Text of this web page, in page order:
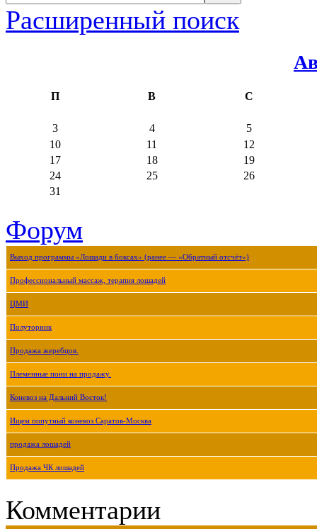
Расширенный поиск
П В С
3 4
5
10
11
12
17
18
19
24
25
26
31
Форум
Выход программы «Лошади в боксах» (ранее — «Обратный отсчёт»)
Профессиональный массаж, терапия лошадей
ЦМИ
Полуторник
Продажа жеребцов.
Племенные пони на продажу.
Коневоз на Дальний Восток!
Ищем попутный коневоз Саратов-Москва
продажа лошадей
Продажа ЧК лошадей
Комментарии